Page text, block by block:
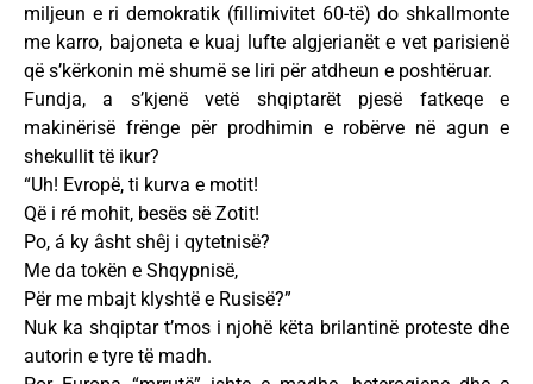
miljeun e ri demokratik (fillimivitet 60-të) do shkallmonte
me karro, bajoneta e kuaj lufte algjerianët e vet parisienë
që s’kërkonin më shumë se liri për atdheun e poshtëruar.
Fundja, a s’kjenë vetë shqiptarët pjesë fatkeqe e
makinërisë frënge për prodhimin e robërve në agun e
shekullit të ikur?
“Uh! Evropë, ti kurva e motit!
Që i ré mohit, besës së Zotit!
Po, á ky âsht shêj i qytetnisë?
Me da tokën e Shqypnisë,
Për me mbajt klyshtë e Rusisë?”
Nuk ka shqiptar t’mos i njohë këta brilantinë proteste dhe
autorin e tyre të madh.